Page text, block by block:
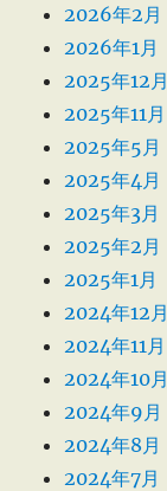
2026年2月
2026年1月
2025年12月
2025年11月
2025年5月
2025年4月
2025年3月
2025年2月
2025年1月
2024年12月
2024年11月
2024年10月
2024年9月
2024年8月
2024年7月